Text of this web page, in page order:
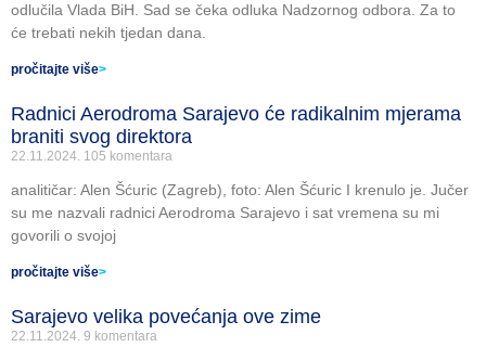
odlučila Vlada BiH. Sad se čeka odluka Nadzornog odbora. Za to
će trebati nekih tjedan dana.
pročitajte više>
Radnici Aerodroma Sarajevo će radikalnim mjerama
braniti svog direktora
22.11.2024. 105 komentara
analitičar: Alen Šćuric (Zagreb), foto: Alen Šćuric I krenulo je. Jučer
su me nazvali radnici Aerodroma Sarajevo i sat vremena su mi
govorili o svojoj
pročitajte više>
Sarajevo velika povećanja ove zime
22.11.2024. 9 komentara